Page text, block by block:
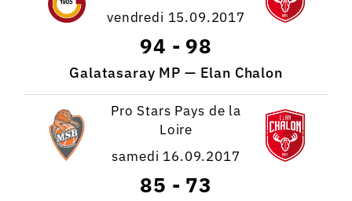
vendredi 15.09.2017
94 - 98
Galatasaray MP — Elan Chalon
Pro Stars Pays de la
Loire
samedi 16.09.2017
85 - 73